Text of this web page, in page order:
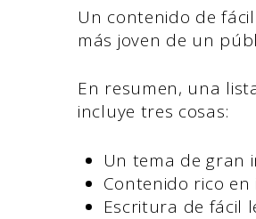
Un contenido de
más joven de un
En resumen, una
incluye tres cosas:
Un tema de gran
Contenido rico
Escritura de fácil